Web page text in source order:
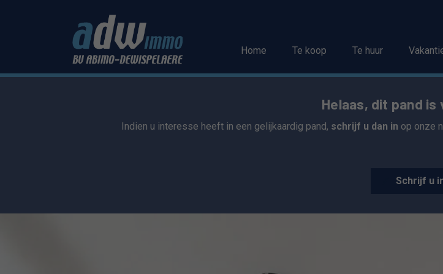
Home Te koop Te huur
Helaas, dit pand is
Indien u interesse heeft in een gelijkaardig pand, schrijf u dan in op onze
Schrijf u